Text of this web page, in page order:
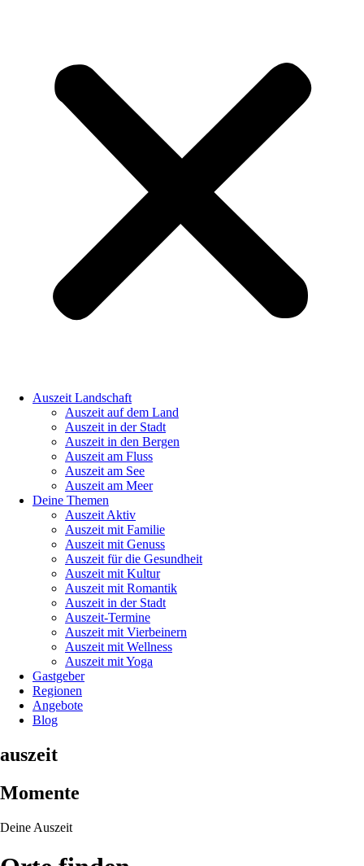
Auszeit Landschaft
Auszeit auf dem Land
Auszeit in der Stadt
Auszeit in den Bergen
Auszeit am Fluss
Auszeit am See
Auszeit am Meer
Deine Themen
Auszeit Aktiv
Auszeit mit Familie
Auszeit mit Genuss
Auszeit für die Gesundheit
Auszeit mit Kultur
Auszeit mit Romantik
Auszeit in der Stadt
Auszeit-Termine
Auszeit mit Vierbeinern
Auszeit mit Wellness
Auszeit mit Yoga
Gastgeber
Regionen
Angebote
Blog
auszeit
Momente
Deine Auszeit